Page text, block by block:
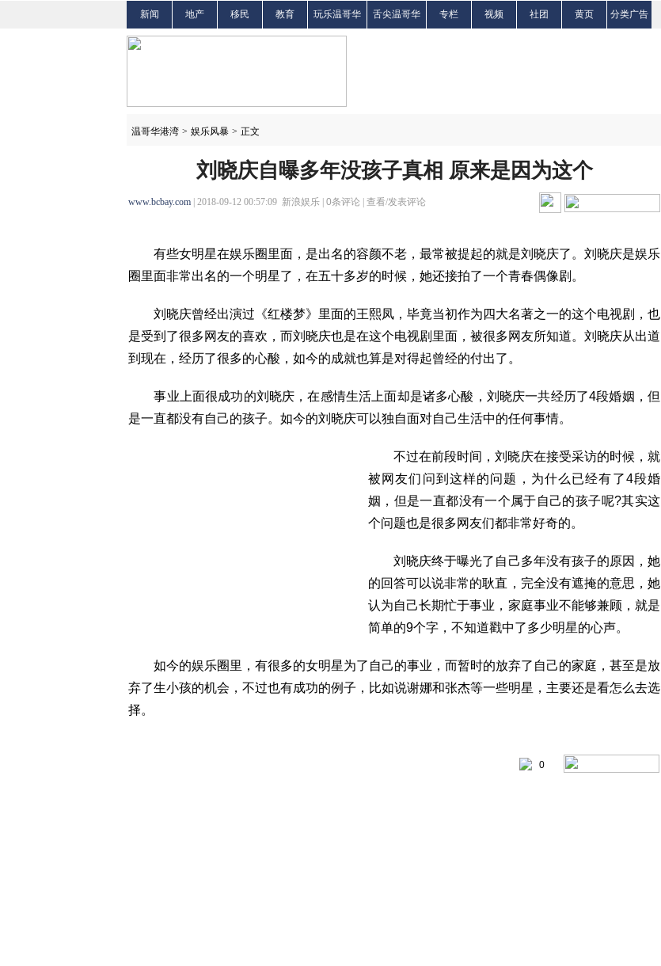
新闻 地产 移民 教育 玩乐温哥华 舌尖温哥华 专栏 视频 社团 黄页 分类广告
温哥华港湾 > 娱乐风暴 > 正文
刘晓庆自曝多年没孩子真相 原来是因为这个
www.bcbay.com | 2018-09-12 00:57:09 新浪娱乐 | 0条评论 | 查看/发表评论
有些女明星在娱乐圈里面，是出名的容颜不老，最常被提起的就是刘晓庆了。刘晓庆是娱乐
圈里面非常出名的一个明星了，在五十多岁的时候，她还接拍了一个青春偶像剧。
刘晓庆曾经出演过《红楼梦》里面的王熙凤，毕竟当初作为四大名著之一的这个电视剧，也
是受到了很多网友的喜欢，而刘晓庆也是在这个电视剧里面，被很多网友所知道。刘晓庆从出道
到现在，经历了很多的心酸，如今的成就也算是对得起曾经的付出了。
事业上面很成功的刘晓庆，在感情生活上面却是诸多心酸，刘晓庆一共经历了4段婚姻，但
是一直都没有自己的孩子。如今的刘晓庆可以独自面对自己生活中的任何事情。
不过在前段时间，刘晓庆在接受采访的时候，就
被网友们问到这样的问题，为什么已经有了4段婚
姻，但是一直都没有一个属于自己的孩子呢?其实这
个问题也是很多网友们都非常好奇的。
刘晓庆终于曝光了自己多年没有孩子的原因，她
的回答可以说非常的耿直，完全没有遮掩的意思，她
认为自己长期忙于事业，家庭事业不能够兼顾，就是
简单的9个字，不知道戳中了多少明星的心声。
如今的娱乐圈里，有很多的女明星为了自己的事业，而暂时的放弃了自己的家庭，甚至是放
弃了生小孩的机会，不过也有成功的例子，比如说谢娜和张杰等一些明星，主要还是看怎么去选
择。
0